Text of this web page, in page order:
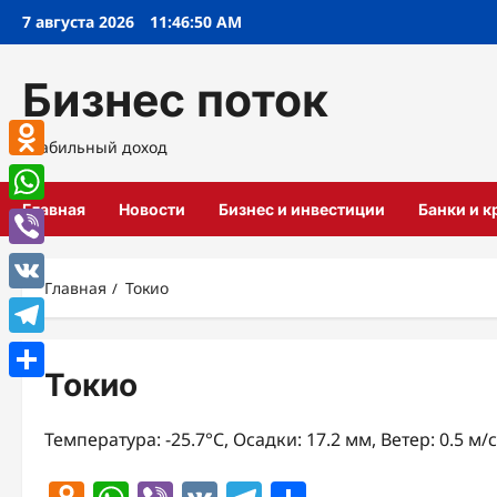
Перейти
7 августа 2026 11:46:51 AM
Бизнес поток
Стабильный доход
Главная Новости Бизнес и инвестиции Банки и
Главная Токио
Токио
Температура: -25.7°C, Осадки: 17.2 мм, Ветер: 0.5 м/
Odnoklassniki
WhatsApp
Viber
VK
Telegram
Отправить